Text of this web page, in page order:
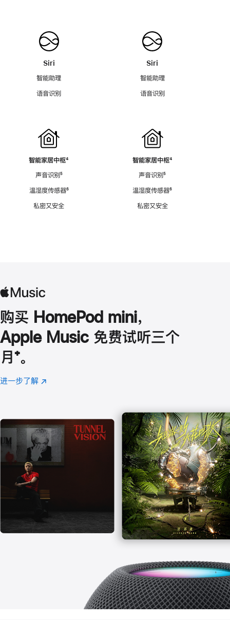
Siri
智能助理
语音识别
智能家居中枢脚
⁴
声音识别脚
⁵
温湿度传感器脚
⁶
私密又安全
Siri
智能助理
语音识别
智能家居中枢脚
⁴
声音识别脚
⁵
温湿度传感器脚
⁶
私密又安全
购买 HomePod mini，
Apple Music 免费试听三个
月 脚
注
⁺。
进一步了解 Apple
(在
口
中
打
开)